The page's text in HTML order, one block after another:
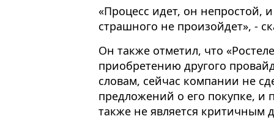
«Процесс идет, он непростой,
страшного не произойдет», -
Он также отметил, что
приобретению другого
словам, сейчас компании не
предложений о его покупке, и
также не является критичным